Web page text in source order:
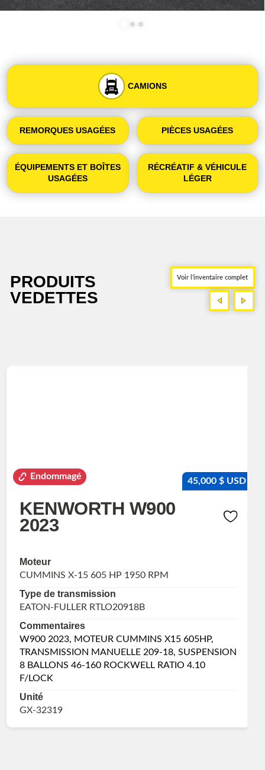
CAMIONS
REMORQUES USAGÉES PIÈCES USAGÉES
ÉQUIPEMENTS ET BOÎTES
USAGÉES
RÉCRÉATIF & VÉHICULE
LÉGER
PRODUITS
VEDETTES
Voir l’inventaire complet
Endommagé 45,000 $ USD
KENWORTH W900
2023
Moteur
CUMMINS X-15 605 HP 1950 RPM
Type de transmission
EATON-FULLER RTLO20918B
Commentaires
W900 2023, MOTEUR CUMMINS X15 605HP,
TRANSMISSION MANUELLE 209-18, SUSPENSION
8 BALLONS 46-160 ROCKWELL RATIO 4.10
F/LOCK
Unité
GX-32319